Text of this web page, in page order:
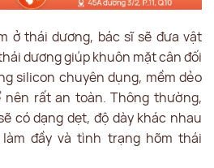
ở thái dương, bác sĩ sẽ đưa vật
dương giúp khuôn mặt cân đối
silicon chuyên dụng, mềm dẻo
rất an toàn. Thông thường,
có dạng dẹt, độ dày khác nhau
đầy và tình trạng hõm thái